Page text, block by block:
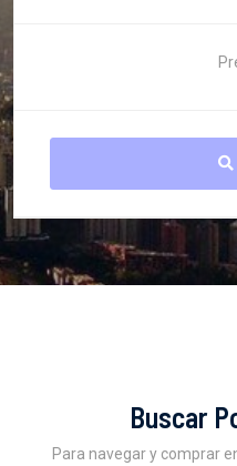
Buscar
Para navegar y comprar